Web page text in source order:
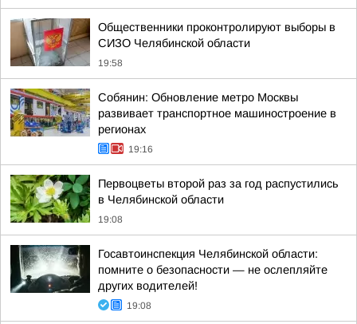
Общественники проконтролируют выборы в
СИЗО Челябинской области
19:58
Собянин: Обновление метро Москвы
развивает транспортное машиностроение в
регионах
19:16
Первоцветы второй раз за год распустились
в Челябинской области
19:08
Госавтоинспекция Челябинской области:
помните о безопасности — не ослепляйте
других водителей!
19:08